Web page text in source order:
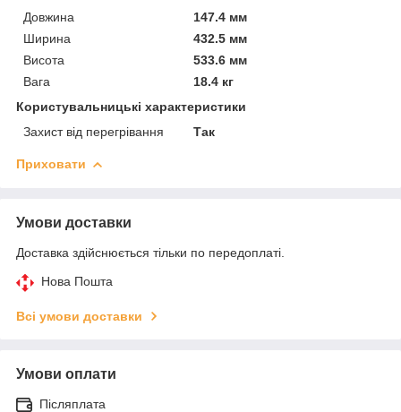
Довжина
147.4 мм
Ширина
432.5 мм
Висота
533.6 мм
Вага
18.4 кг
Користувальницькі характеристики
Захист від перегрівання
Так
Приховати
Умови доставки
Доставка здійснюється тільки по передоплаті.
Нова Пошта
Всі умови доставки
Умови оплати
Післяплата